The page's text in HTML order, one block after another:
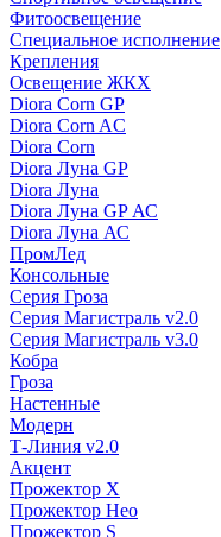
Фитоосвещение
Специальное исполнение
Крепления
Освещение ЖКХ
Diora Corn GP
Diora Corn AC
Diora Corn
Diora Луна GP
Diora Луна
Diora Луна GP АС
Diora Луна АС
ПромЛед
Консольные
Серия Гроза
Серия Магистраль v2.0
Серия Магистраль v3.0
Кобра
Гроза
Настенные
Модерн
Т-Линия v2.0
Акцент
Прожектор X
Прожектор Нео
Прожектор S